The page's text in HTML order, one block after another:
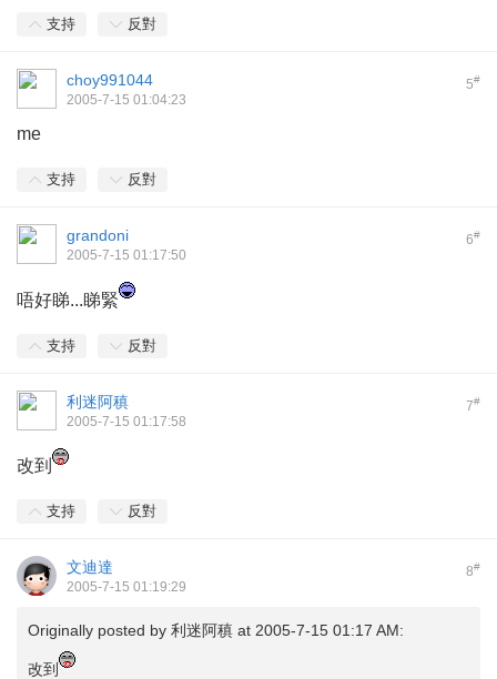
支持 反對
5#
choy991044
2005-7-15 01:04:23
me
支持 反對
6#
grandoni
2005-7-15 01:17:50
唔好睇...睇緊
支持 反對
7#
利迷阿稹
2005-7-15 01:17:58
改到
支持 反對
8#
文迪達
2005-7-15 01:19:29
Originally posted by 利迷阿稹 at 2005-7-15 01:17 AM:
改到